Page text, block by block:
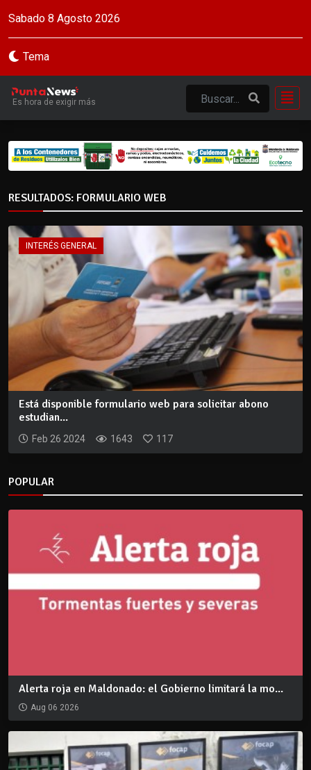
Sabado 8 Agosto 2026
Tema
Es hora de exigir más
RESULTADOS: FORMULARIO WEB
INTERÉS GENERAL
Está disponible formulario web para solicitar abono
estudian...
Feb 26 2024 1643 117
POPULAR
Alerta roja en Maldonado: el Gobierno limitará la mo...
Aug 06 2026